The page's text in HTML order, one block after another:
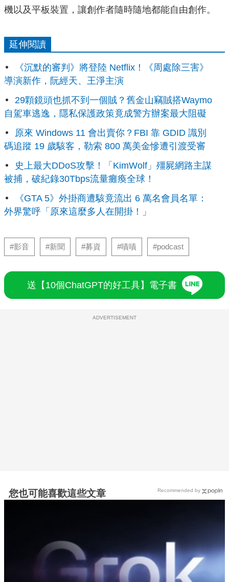
機以及平板裝置，讓創作者隨時隨地都能自由創作。
延伸閱讀
《沉默的審判》將登陸 Netflix！《周處除三害》
導演新作，阮經天、王淨主演
29顆鏡頭也抓不到一個賊？舊金山竊賊搭Waymo
自駕車逃逸，隱私保護政策竟成警方辦案最大阻礙
原來 Windows 11 會出賣你？FBI 靠 GDID 識別
碼追蹤 19 歲駭客，勒索 800 萬美金慘遭引渡受審
史上最大DDoS攻擊！「KimWolf」殭屍網路主謀
被捕，破紀錄30Tbps流量癱瘓全球！
《GTA 5》外掛商遭駭竟流出 6 萬名會員名單：
外界驚呼「原來這麼多人在開掛！」
#影音 #新聞 #募資 #嘖嘖 #podcast
送【10個ChatGPT的好工具】電子書
ADVERTISEMENT
您也可能喜歡這些文章 Recommended by